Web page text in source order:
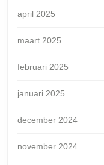
april 2025
maart 2025
februari 2025
januari 2025
december 2024
november 2024